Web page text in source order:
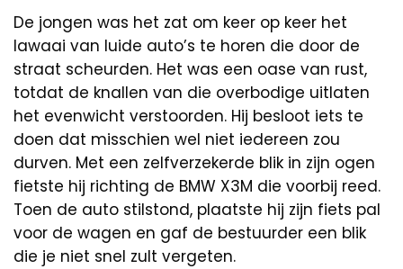
De jongen was het zat om keer op keer het
lawaai van luide auto’s te horen die door de
straat scheurden. Het was een oase van rust,
totdat de knallen van die overbodige uitlaten
het evenwicht verstoorden. Hij besloot iets te
doen dat misschien wel niet iedereen zou
durven. Met een zelfverzekerde blik in zijn ogen
fietste hij richting de BMW X3M die voorbij reed.
Toen de auto stilstond, plaatste hij zijn fiets pal
voor de wagen en gaf de bestuurder een blik
die je niet snel zult vergeten.